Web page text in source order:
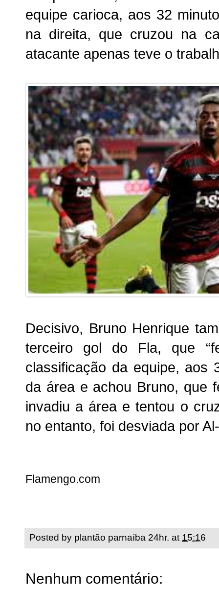
equipe carioca, aos 32
na direita, que cruzou na
atacante apenas teve o
Decisivo, Bruno Henrique
terceiro gol do Fla, que
classificação da equipe, aos
da área e achou Bruno, que
invadiu a área e tentou o
no entanto, foi desviada por
Flamengo.com
Posted by plantão parnaíba 24hr. at 15:16
Nenhum comentário: